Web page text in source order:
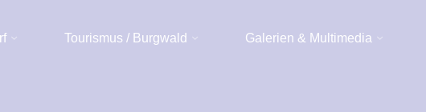
Tourismus / Burgwald Galerien & Multimedia